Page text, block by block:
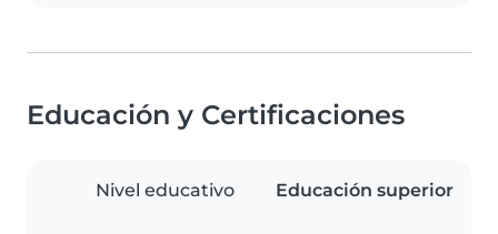
Educación y Certificaciones
Nivel educativo Educación superior